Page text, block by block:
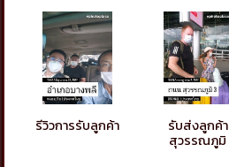
รีวิวการรับลูกค้า รับส่งลูกค้า
สุวรรณภูมิ